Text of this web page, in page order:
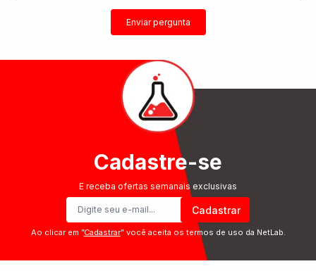
Enviar pergunta
Cadastre-se
E receba ofertas semanais exclusivas
Cadastrar
Ao clicar em ”Cadastrar” você aceita os termos de uso da NetLab.